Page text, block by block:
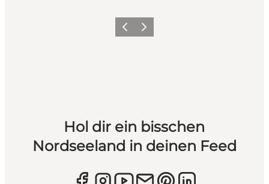
ZurückWeiter
Hol dir ein bisschen
Nordseeland in deinen Feed